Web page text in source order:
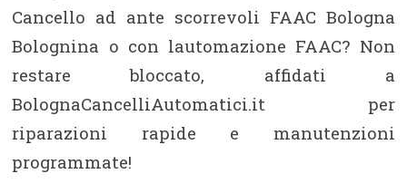
Cancello ad ante scorrevoli FAAC Bologna
Bolognina o con lautomazione FAAC? Non
restare bloccato, affidati a
BolognaCancelliAutomatici.it per
riparazioni rapide e manutenzioni
programmate!